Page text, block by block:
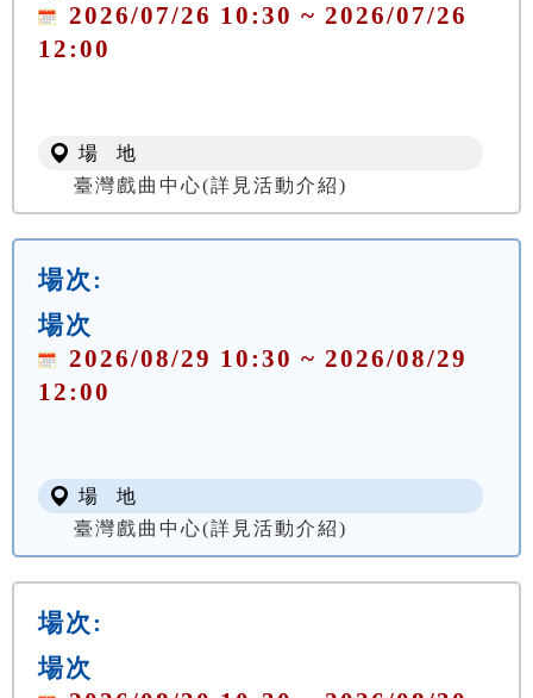
2026/07/26 10:30 ~ 2026/07/26
12:00
場 地
臺灣戲曲中心(詳見活動介紹)
場次:
場次
2026/08/29 10:30 ~ 2026/08/29
12:00
場 地
臺灣戲曲中心(詳見活動介紹)
場次:
場次